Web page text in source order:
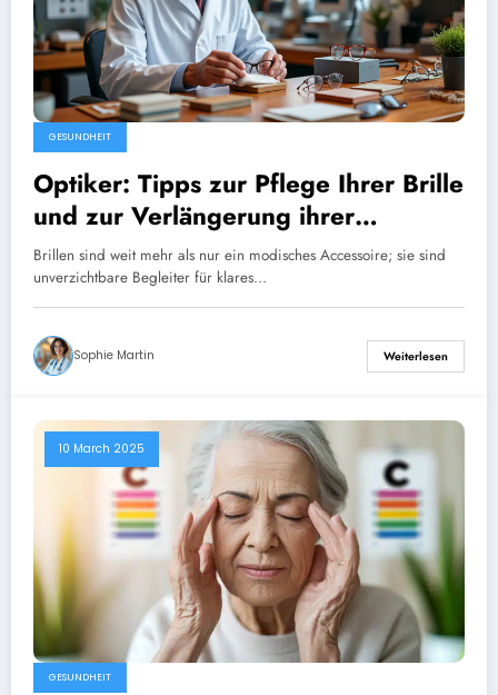
GESUNDHEIT
Optiker: Tipps zur Pflege Ihrer Brille
und zur Verlängerung ihrer
Lebensdauer
Brillen sind weit mehr als nur ein modisches Accessoire; sie sind
unverzichtbare Begleiter für klares…
Sophie Martin Weiterlesen
10 March 2025
GESUNDHEIT